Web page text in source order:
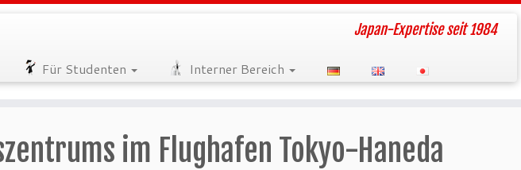
Japan-Expertise seit 1984
Für Studenten Interner Bereich
im Flughafen Tokyo-Haneda